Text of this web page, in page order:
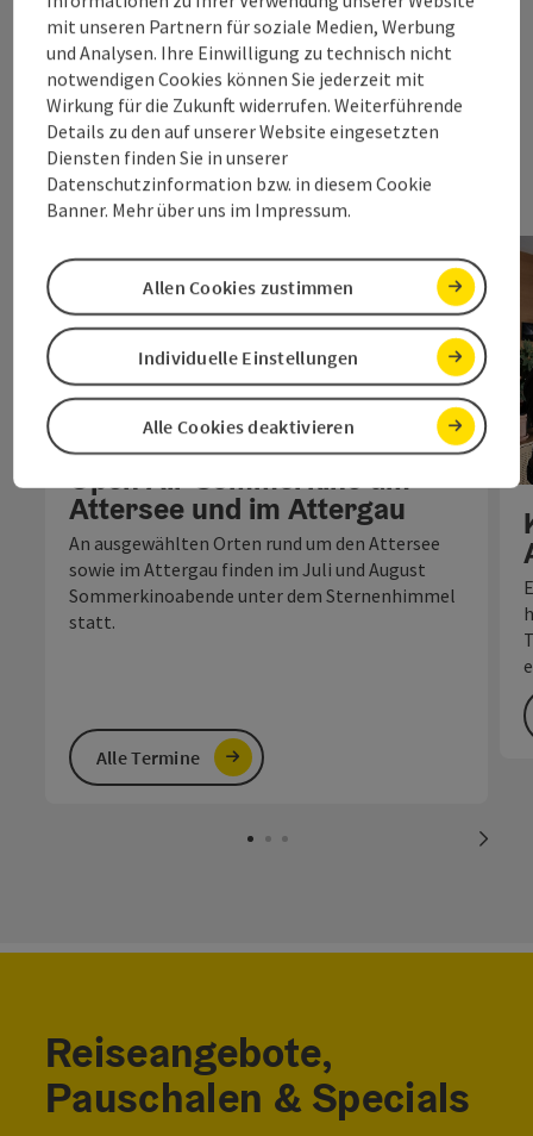
Alle Veranstaltungen
Open Air Sommerkino am
Attersee und im Attergau
An ausgewählten Orten rund um den Attersee
sowie im Attergau finden im Juli und August
Sommerkinoabende unter dem Sternenhimmel
statt.
Alle Termine
Reiseangebote,
Pauschalen & Specials
mit unseren Partnern für soziale Medien, Werbung
und Analysen. Ihre Einwilligung zu technisch nicht
notwendigen Cookies können Sie jederzeit mit
Wirkung für die Zukunft widerrufen. Weiterführende
Details zu den auf unserer Website eingesetzten
Diensten finden Sie in unserer
Datenschutzinformation bzw. in diesem Cookie
Banner. Mehr über uns im Impressum.
Alle Cookies deaktivieren
Individuelle Einstellungen
Allen Cookies zustimmen